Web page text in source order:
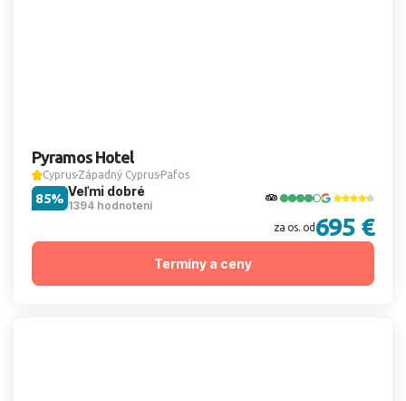
Pyramos Hotel
Cyprus Západný Cyprus Pafos
Veľmi dobré
1394 hodnotení
85%
za os. od 695 €
Termíny a ceny